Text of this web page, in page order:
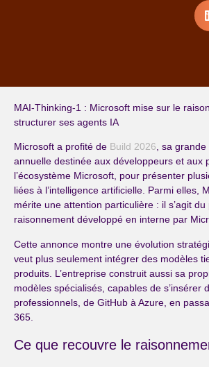
MAI-Thinking-1 : Microsoft mise sur le
structurer ses agents IA
Microsoft a profité de Build 2026, sa
annuelle destinée aux développeurs et aux
l’écosystème Microsoft, pour présenter
liées à l’intelligence artificielle. Parmi elles,
mérite une attention particulière : il s’agit
raisonnement développé en interne par
Cette annonce montre une évolution
veut plus seulement intégrer des modèles
produits. L’entreprise construit aussi sa
modèles spécialisés, capables de s’insérer
professionnels, de GitHub à Azure, en
365.
Ce que recouvre le